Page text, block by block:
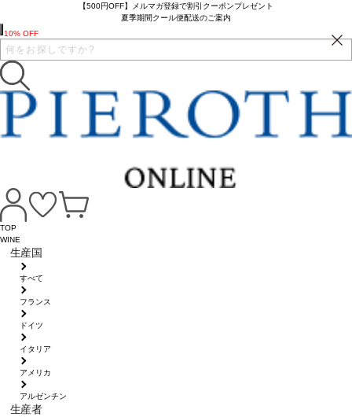
【500円OFF】メルマガ登録で割引クーポンプレゼント
夏季期間クール便配送のご案内
TOP
WINE
生産国
すべて
フランス
ドイツ
イタリア
アメリカ
アルゼンチン
生産者
10% OFF